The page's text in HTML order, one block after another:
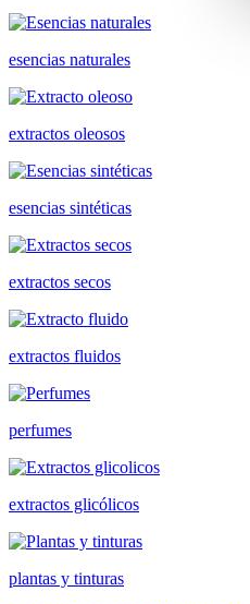
esencias naturales
extractos oleosos
esencias sintéticas
extractos secos
extractos fluidos
perfumes
extractos glicólicos
plantas y tinturas